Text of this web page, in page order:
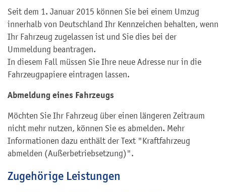
Seit dem 1. Januar 2015 können Sie bei einem Umzug
innerhalb von Deutschland Ihr Kennzeichen behalten, wenn
Ihr Fahrzeug zugelassen ist und Sie dies bei der
Ummeldung beantragen.
In diesem Fall müssen Sie Ihre neue Adresse nur in die
Fahrzeugpapiere eintragen lassen.
Abmeldung eines Fahrzeugs
Möchten Sie Ihr Fahrzeug über einen längeren Zeitraum
nicht mehr nutzen, können Sie es abmelden. Mehr
Informationen dazu enthält der Text "Kraftfahrzeug
abmelden (Außerbetriebsetzung)".
Zugehörige Leistungen